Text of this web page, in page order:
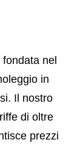
nel
in
Il nostro
di oltre
prezzi